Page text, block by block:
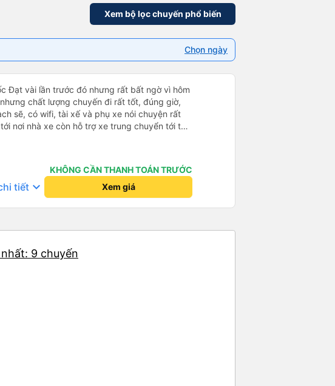
Xem bộ lọc chuyến phổ biến
Chọn ngày
Đạt vài lần trước đó nhưng rất bất ngờ vì hôm
chất lượng chuyến đi rất tốt, đúng giờ,
sẽ, có wifi, tài xế và phụ xe nói chuyện rất
nơi nhà xe còn hỗ trợ xe trung chuyển tới tận
nhà xe, hy vọng nhà xe duy trì được chất lượng
KHÔNG CẦN THANH TOÁN TRƯỚC
tiết keyboard_arrow_down Xem giá
9 chuyến